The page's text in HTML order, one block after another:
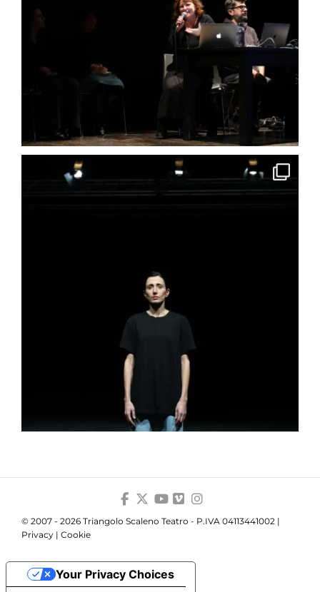
© 2007 - 2026 Triangolo Scaleno Teatro - P.IVA 04113441002 |
Privacy | Cookie
Your Privacy Choices